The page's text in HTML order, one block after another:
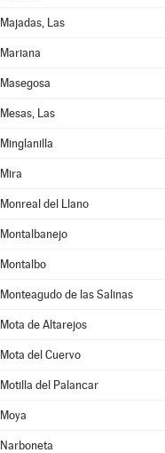
Majadas, Las
Mariana
Masegosa
Mesas, Las
Minglanilla
Mira
Monreal del Llano
Montalbanejo
Montalbo
Monteagudo de las Salinas
Mota de Altarejos
Mota del Cuervo
Motilla del Palancar
Moya
Narboneta